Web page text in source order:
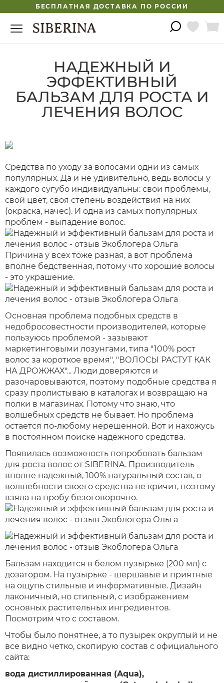
БЕСПЛАТНАЯ ДОСТАВКА ПО РОССИИ
НАДЕЖНЫЙ И
ЭФФЕКТИВНЫЙ
БАЛЬЗАМ ДЛЯ РОСТА И
ЛЕЧЕНИЯ ВОЛОС
Средства по уходу за волосами одни из самых
популярных. Да и не удивительно, ведь волосы у
каждого сугубо индивидуальны: свои проблемы,
свой цвет, своя степень воздействия на них
(окраска, начес). И одна из самых популярных
проблем - выпадение волос.
Причина у всех тоже разная, а вот проблема
вполне бедственная, потому что хорошие волосы
- это украшение.
Основная проблема подобных средств в
недобросовестности производителей, которые
пользуюсь проблемой - зазывают
маркетинговыми лозунгами, типа "100% рост
волос за короткое время", "ВОЛОСЫ РАСТУТ КАК
НА ДРОЖЖАХ"... Люди доверяются и
разочаровываются, поэтому подобные средства я
сразу пролистываю в каталогах и возвращаю на
полки в магазинах. Потому что знаю, что
волшебных средств не бывает. Но проблема
остается по-любому нерешенной. Вот и нахожусь
в постоянном поиске надежного средства.
Появилась возможность попробовать бальзам
для роста волос от SIBERINA. Производитель
вполне надежный, 100% натуральный состав, о
волшебности своего средства не кричит, поэтому
взяла на пробу безоговорочно.
Бальзам находится в белом пузырьке (200 мл) с
дозатором. На пузырьке - шершавые и приятные
на ощупь стильные и информативные. Дизайн
лаконичный, но стильный, с изображением
основных растительных ингредиентов.
Посмотрим что с составом.
Чтобы было понятнее, а то пузырек округлый и не
все видно четко, скопирую состав с официального
сайта:
вода дистиллированная (Aqua),